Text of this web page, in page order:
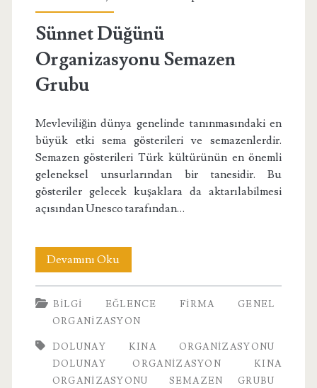
Grubu</span>
Sünnet Düğünü
Organizasyonu Semazen
Grubu
Mevleviliğin dünya genelinde tanınmasındaki en
büyük etki sema gösterileri ve semazenlerdir.
Semazen gösterileri Türk kültürünün en önemli
geleneksel unsurlarından bir tanesidir. Bu
gösteriler gelecek kuşaklara da aktarılabilmesi
açısından Unesco tarafından…
Devamını OkuSünnet
Düğünü
Organizasyonu
Grubu
BILGI EĞLENCE FIRMA
GENEL
ORGANIZASYON
DOLUNAY KINA ORGANIZASYONU
DOLUNAY ORGANIZASYON
KINA
ORGANIZASYONU
SEMAZEN GRUBU